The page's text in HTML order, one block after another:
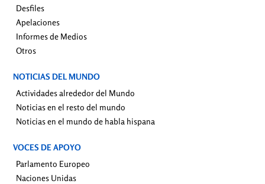
Desfiles
Apelaciones
Informes de Medios
Otros
NOTICIAS DEL MUNDO
Actividades alrededor del Mundo
Noticias en el resto del mundo
Noticias en el mundo de habla hispana
VOCES DE APOYO
Parlamento Europeo
Naciones Unidas